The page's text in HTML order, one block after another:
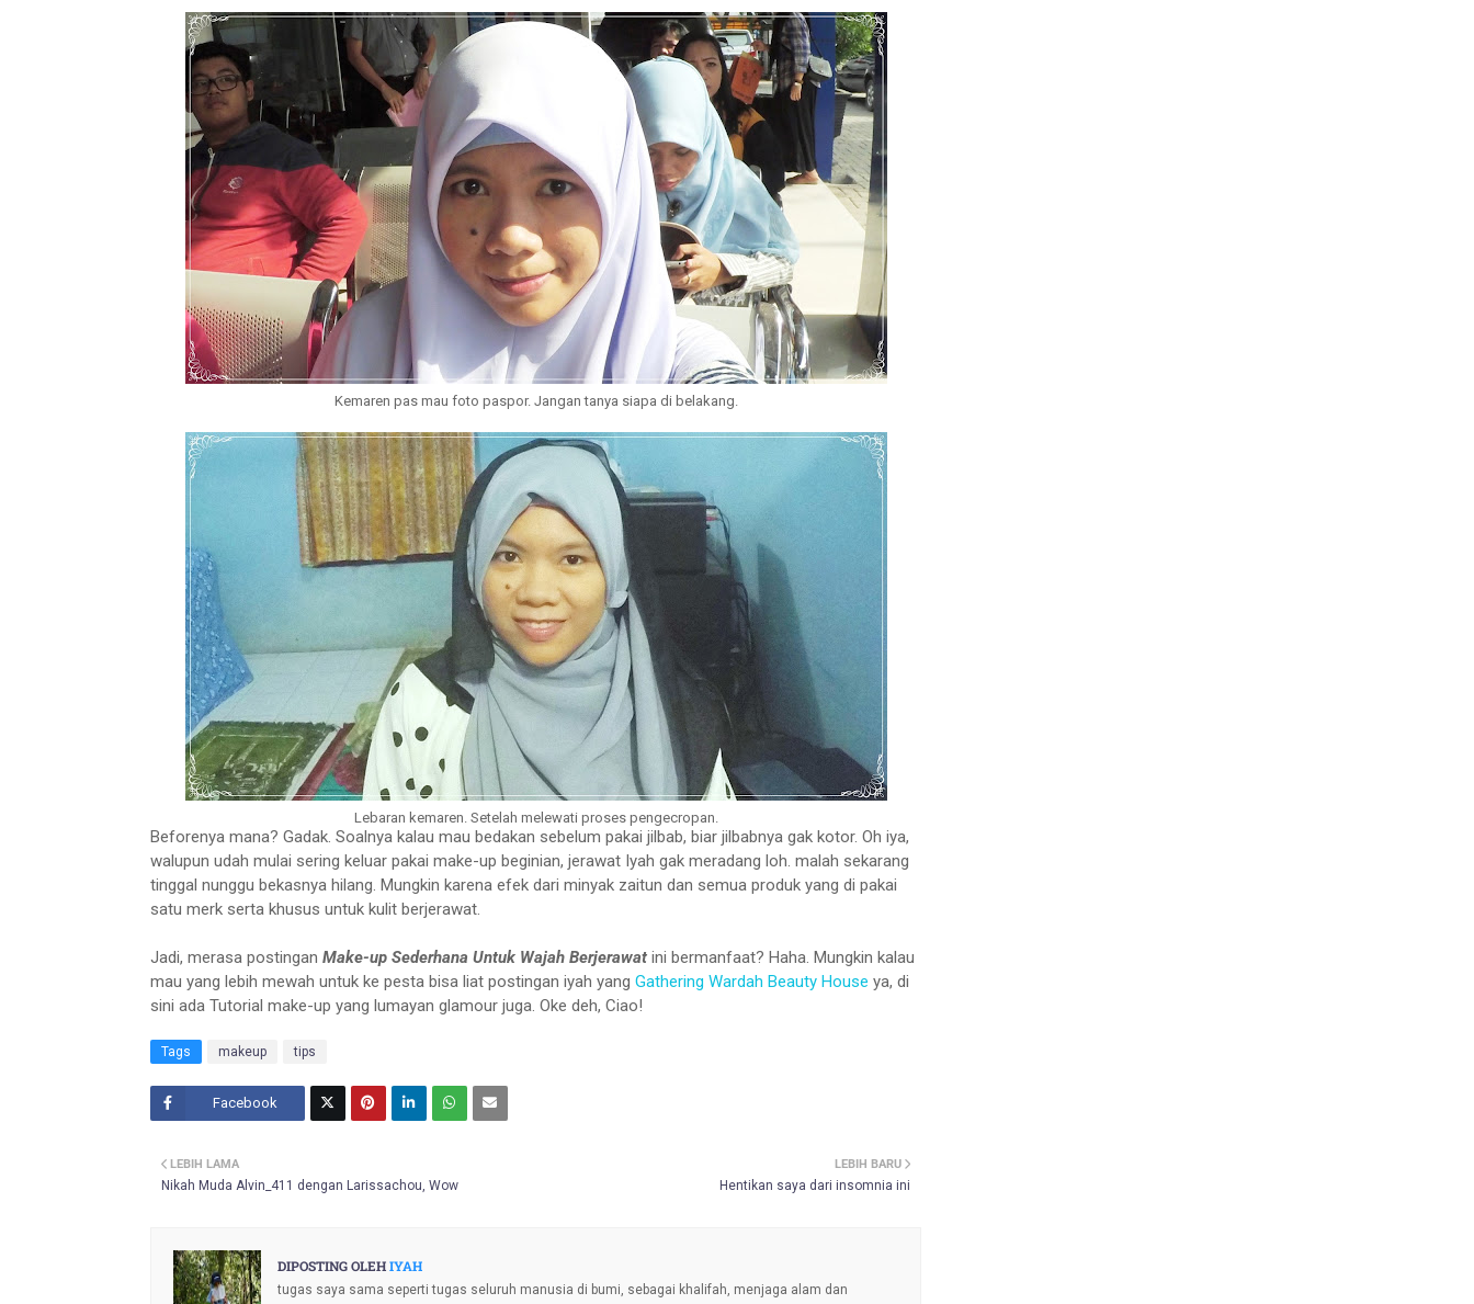
Kemaren pas mau foto paspor. Jangan tanya siapa di belakang.
Lebaran kemaren. Setelah melewati proses pengecropan.
Beforenya mana? Gadak. Soalnya kalau mau bedakan sebelum pakai jilbab, biar jilbabnya gak kotor. Oh iya,
walupun udah mulai sering keluar pakai make-up beginian, jerawat Iyah gak meradang loh. malah sekarang
tinggal nunggu bekasnya hilang. Mungkin karena efek dari minyak zaitun dan semua produk yang di pakai
satu merk serta khusus untuk kulit berjerawat.
Jadi, merasa postingan Make-up Sederhana Untuk Wajah Berjerawat ini bermanfaat? Haha. Mungkin kalau
mau yang lebih mewah untuk ke pesta bisa liat postingan iyah yang Gathering Wardah Beauty House ya, di
sini ada Tutorial make-up yang lumayan glamour juga. Oke deh, Ciao!
Tags makeup tips
Facebook
LEBIH BARU
Hentikan saya dari insomnia ini
LEBIH LAMA
Nikah Muda Alvin_411 dengan Larissachou, Wow
DIPOSTING OLEHIYAH
tugas saya sama seperti tugas seluruh manusia di bumi, sebagai khalifah, menjaga alam dan